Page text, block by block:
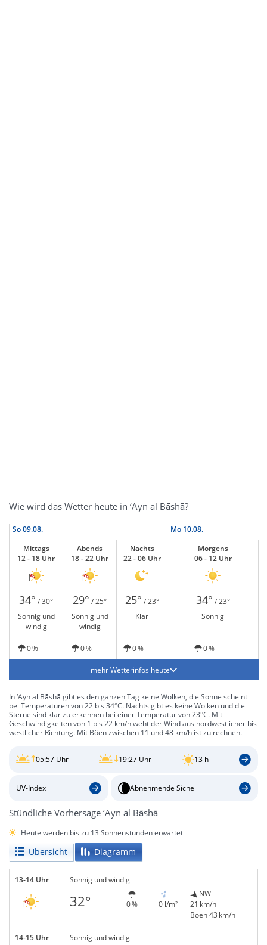
Wie wird das Wetter heute in ‘Ayn al Bāshā?
So09.08. Mo 10.08.
Mittags
12 - 18 Uhr
Abends
18 - 22 Uhr
Nachts
22 - 06 Uhr
Morgens
06 - 12 Uhr
34° / 30° 29° / 25° 25° / 23° 34° / 23°
Sonnig und
windig
Sonnig und
windig
Klar Sonnig
0 % 0 % 0 % 0 %
mehr Wetterinfos heute
In ‘Ayn al Bāshā gibt es den ganzen Tag keine Wolken, die Sonne scheint
bei Temperaturen von 22 bis 34°C. Nachts gibt es keine Wolken und die
Sterne sind klar zu erkennen bei einer Temperatur von 23°C. Mit
Geschwindigkeiten von 1 bis 22 km/h weht der Wind aus nordwestlicher bis
westlicher Richtung. Mit Böen zwischen 11 und 48 km/h ist zu rechnen.
05:57 Uhr 19:27 Uhr 13 h
UV-Index Abnehmende Sichel
Stündliche Vorhersage ‘Ayn al Bāshā
Heute werden bis zu 13 Sonnenstunden erwartet
Übersicht Diagramm
13-14 Uhr Sonnig und windig
32° 0 % 0 l/m²
NW
21 km/h
Böen 43 km/h
14-15 Uhr Sonnig und windig